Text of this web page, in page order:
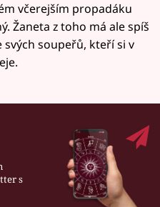
včerejším propadáku
Žaneta z toho má ale spíš
svých soupeřů, kteří si v
s